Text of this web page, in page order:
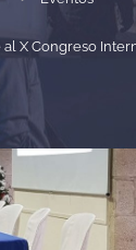
al X Congreso